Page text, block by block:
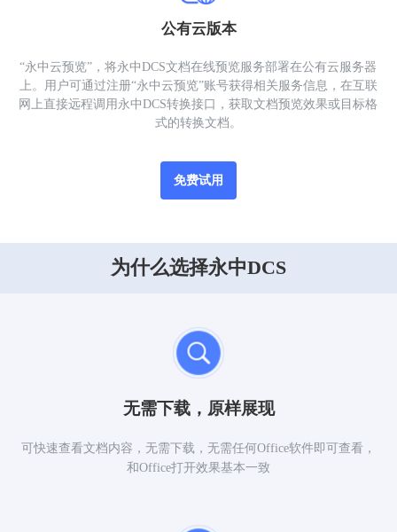
公有云版本
“永中云预览”，将永中DCS文档在线预览服务部署在公有云服务器
上。用户可通过注册“永中云预览”账号获得相关服务信息，在互联
网上直接远程调用永中DCS转换接口，获取文档预览效果或目标格
式的转换文档。
免费试用
为什么选择永中DCS
无需下载，原样展现
可快速查看文档内容，无需下载，无需任何Office软件即可查看，
和Office打开效果基本一致